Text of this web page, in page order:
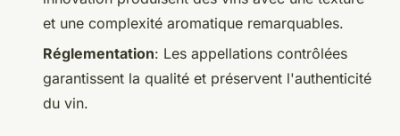
et une complexité aromatique remarquables.
Réglementation: Les appellations contrôlées
garantissent la qualité et préservent l'authenticité
du vin.